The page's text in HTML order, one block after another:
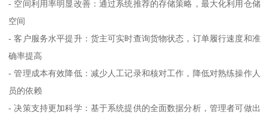
- 空间利用率明显改善：通过系统推荐的存储策略，最大化利用仓储
空间
- 客户服务水平提升：货主可实时查询货物状态，订单履行速度和准
确率提高
- 管理成本有效降低：减少人工记录和核对工作，降低对熟练操作人
员的依赖
- 决策支持更加科学：基于系统提供的全面数据分析，管理者可做出